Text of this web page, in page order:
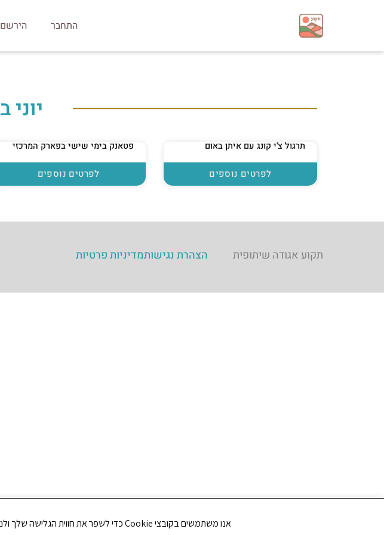
התחבר הירשם
יוני ב24, 2025
תרגול צ'י קונג עם איתן באום
לפרטים נוספים
פטאנק בימי שישי בפארק המרכזי
לפרטים נוספים
תקוע אגודה שיתופית הצהרת נגישותמדיניות פרטיות
אנו משתמשים בקובצי Cookie כדי לשפר את חווית הגלישה שלך ולנתח את תנועת הגולשים באתר. האם את/ה מסכים/ה לשימוש בקובצי Cookie?